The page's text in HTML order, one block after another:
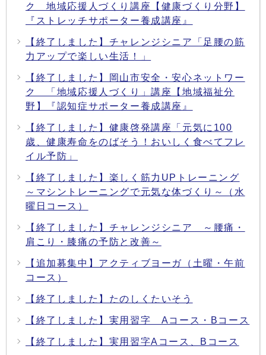
ク 地域応援人づくり講座【健康づくり分野】
『ストレッチサポーター養成講座』
【終了しました】チャレンジシニア「足腰の筋
力アップで楽しい生活！」
【終了しました】岡山市安全・安心ネットワー
ク 「地域応援人づくり」講座【地域福祉分
野】『認知症サポーター養成講座』
【終了しました】健康啓発講座「元気に100
歳、健康寿命をのばそう！おいしく食べてフレ
イル予防」
【終了しました】楽しく筋力UPトレーニング
～マシントレーニングで元気な体づくり～（水
曜日コース）
【終了しました】チャレンジシニア ～腰痛・
肩こり・膝痛の予防と改善～
【追加募集中】アクティブヨーガ（土曜・午前
コース）
【終了しました】たのしくたいそう
【終了しました】実用習字 Aコース・Bコース
【終了しました】実用習字Aコース、Bコース